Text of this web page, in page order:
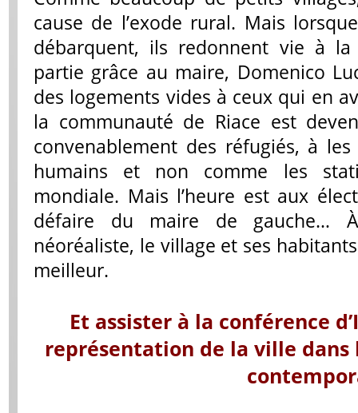
cause de l’exode rural. Mais
débarquent, ils redonnent vie à
partie grâce au maire, Domenico
des logements vides à ceux qui en
la communauté de Riace est
convenablement des réfugiés, à
humains et non comme les
mondiale. Mais l’heure est aux
défaire du maire de gauche…
néoréaliste, le village et ses
meilleur.
Et assister à la conférence
représentation de la ville